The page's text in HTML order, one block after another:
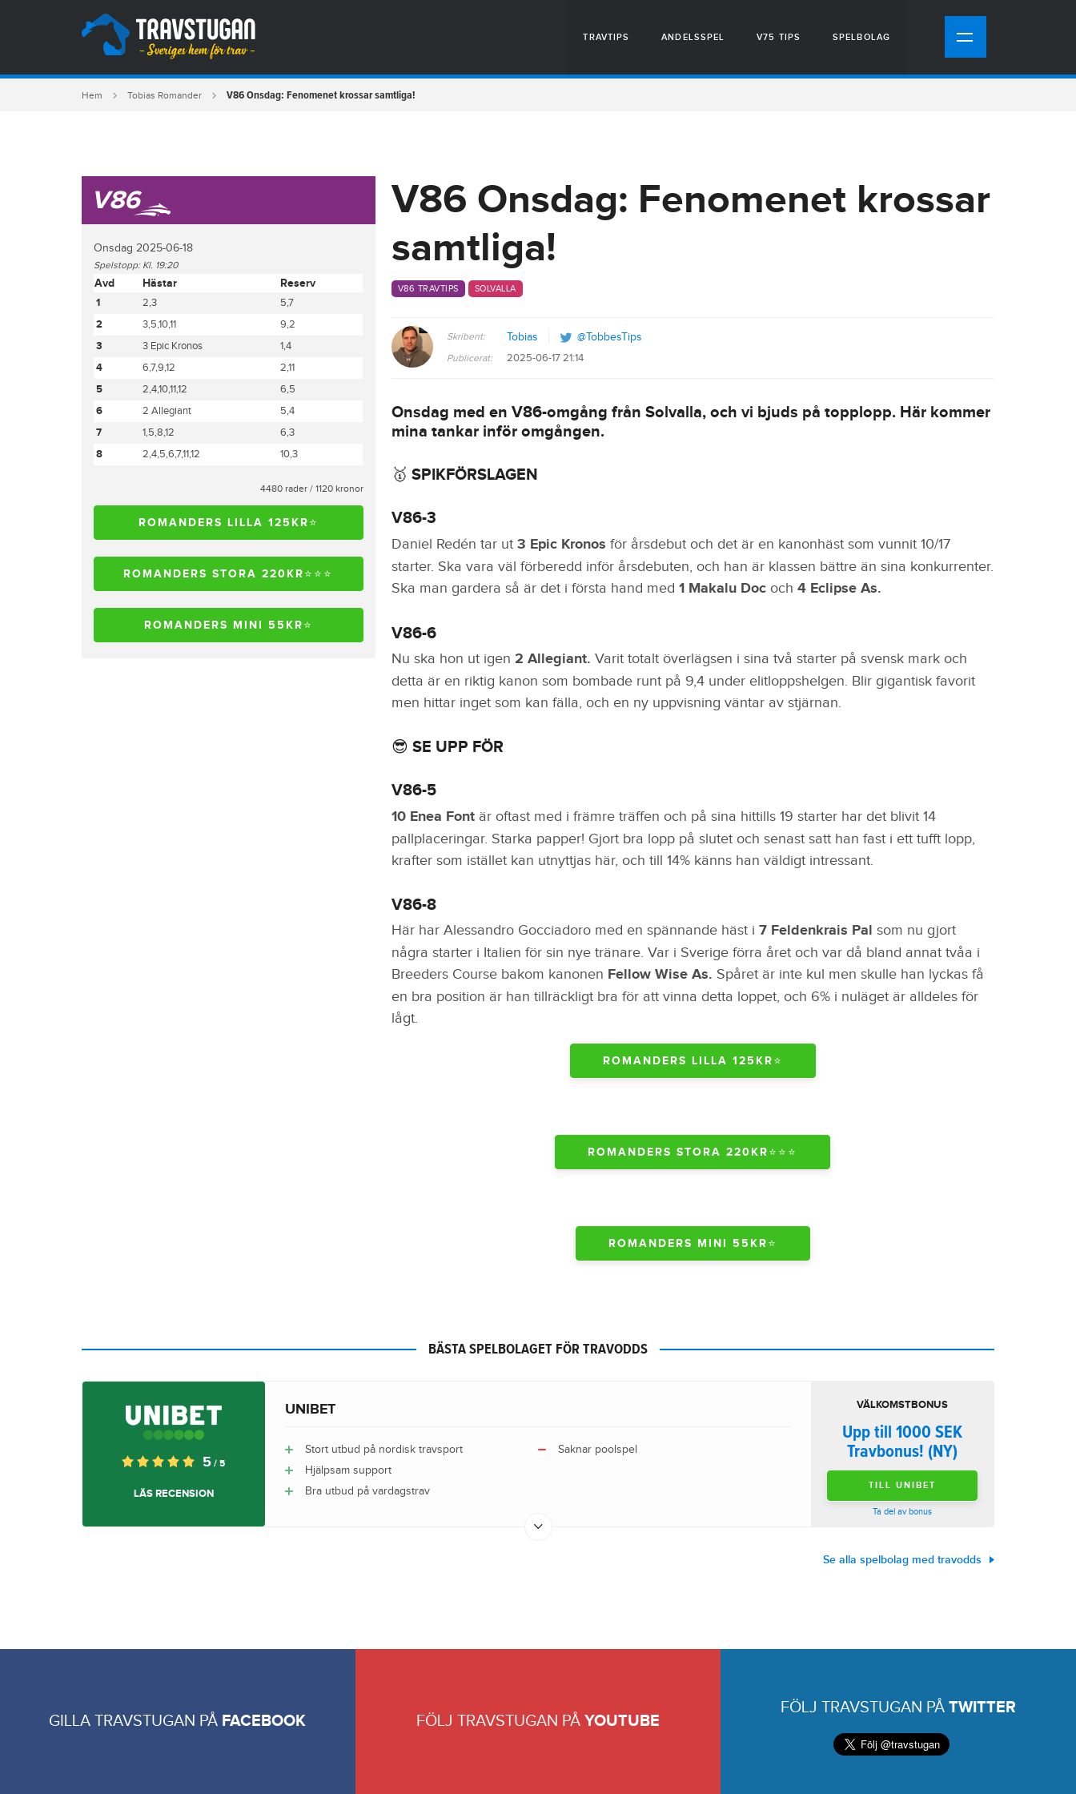
TRAVTIPS ANDELSSPEL V75 TIPS SPELBOLAG
Hem Tobias Romander V86 Onsdag: Fenomenet krossar samtliga!
V86
Onsdag 2025-06-18
Spelstopp: Kl. 19:20
Avd Hästar Reserv
1 2,3
5,7
2
3,5,10,11
9,2
3
3 Epic Kronos
1,4
4
6,7,9,12
2,11
5
2,4,10,11,12
6,5
6
2 Allegiant
5,4
7
1,5,8,12
6,3
8
2,4,5,6,7,11,12 10,3
4480 rader / 1120 kronor
ROMANDERS LILLA 125KR⭐️
ROMANDERS STORA 220KR⭐️⭐️⭐️
ROMANDERS MINI 55KR⭐️
V86 Onsdag: Fenomenet krossar
samtliga!
V86 TRAVTIPS SOLVALLA
Skribent: Tobias @TobbesTips
Publicerat: 2025-06-17 21:14
Onsdag med en V86-omgång från Solvalla, och vi bjuds på topplopp. Här kommer
mina tankar inför omgången.
🥇 SPIKFÖRSLAGEN
V86-3
Daniel Redén tar ut 3 Epic Kronos för årsdebut och det är en kanonhäst som vunnit 10/17
starter. Ska vara väl förberedd inför årsdebuten, och han är klassen bättre än sina konkurrenter.
Ska man gardera så är det i första hand med 1 Makalu Dococh 4 Eclipse As.
V86-6
Nu ska hon ut igen 2 Allegiant. Varit totalt överlägsen i sina två starter på svensk mark och
detta är en riktig kanon som bombade runt på 9,4 under elitloppshelgen. Blir gigantisk favorit
men hittar inget som kan fälla, och en ny uppvisning väntar av stjärnan.
😎 SE UPP FÖR
V86-5
10 Enea Font är oftast med i främre träffen och på sina hittills 19 starter har det blivit 14
pallplaceringar. Starka papper! Gjort bra lopp på slutet och senast satt han fast i ett tufft lopp,
krafter som istället kan utnyttjas här, och till 14% känns han väldigt intressant.
V86-8
Här har Alessandro Gocciadoro med en spännande häst i 7 Feldenkrais Pal som nu gjort
några starter i Italien för sin nye tränare. Var i Sverige förra året och var då bland annat tvåa i
Breeders Course bakom kanonen Fellow Wise As. Spåret är inte kul men skulle han lyckas få
en bra position är han tillräckligt bra för att vinna detta loppet, och 6% i nuläget är alldeles för
lågt.
ROMANDERS LILLA 125KR⭐️
ROMANDERS STORA 220KR⭐️⭐️⭐️
ROMANDERS MINI 55KR⭐️
BÄSTA SPELBOLAGET FÖR TRAVODDS
5 / 5
LÄS RECENSION
UNIBET
Stort utbud på nordisk travsport
Hjälpsam support
Bra utbud på vardagstrav
Saknar poolspel
VÄLKOMSTBONUS
Upp till 1000 SEK
Travbonus! (NY)
TILL UNIBET
Ta del av bonus
Se alla spelbolag med travodds
GILLA TRAVSTUGAN PÅ FACEBOOK FÖLJ TRAVSTUGAN PÅ YOUTUBE
FÖLJ TRAVSTUGAN PÅTWITTER